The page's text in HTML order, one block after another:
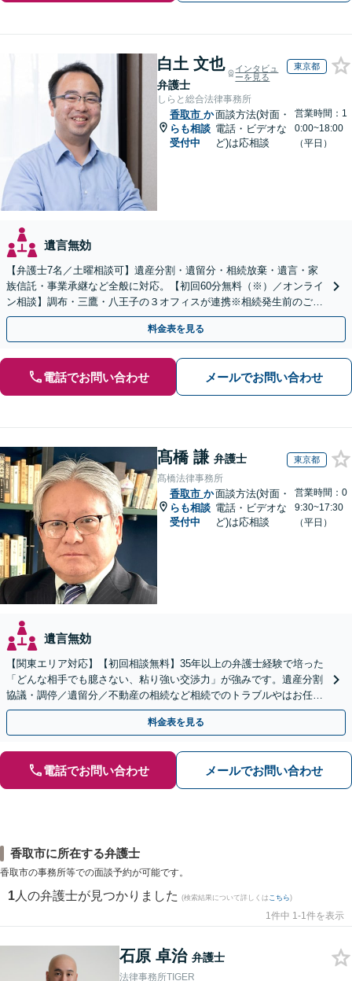
白土 文也
弁護士
インタビュ
ーを見る
東京都
しらと総合法律事務所
香取市 か
らも相談
受付中
面談方法(対面・
電話・ビデオな
ど)は応相談
営業時間：1
0:00~18:00
（平日）
遺言無効
【弁護士7名／土曜相談可】遺産分割・遺留分・相続放棄・遺言・家
族信託・事業承継など全般に対応。【初回60分無料（※）／オンライ
ン相談】調布・三鷹・八王子の３オフィスが連携※相続発生前のご相
談など有料相談になるものもございます。
料金表を見る
電話でお問い合わせ メールでお問い合わせ
髙橋 謙 弁護士 東京都
髙橋法律事務所
香取市 か
らも相談
受付中
面談方法(対面・
電話・ビデオな
ど)は応相談
営業時間：0
9:30~17:30
（平日）
遺言無効
【関東エリア対応】【初回相談無料】35年以上の弁護士経験で培った
「どんな相手でも臆さない、粘り強い交渉力」が強みです。遺産分割
協議・調停／遺留分／不動産の相続など相続でのトラブルやはお任せ
ください。遺言書や生前贈与など生前対策にも注力
料金表を見る
電話でお問い合わせ メールでお問い合わせ
香取市に所在する弁護士
香取市の事務所等での面談予約が可能です。
1 人の弁護士が見つかりました (検索結果について詳しくは こちら)
1件中 1-1件を表示
石原 卓治 弁護士
法律事務所TIGER